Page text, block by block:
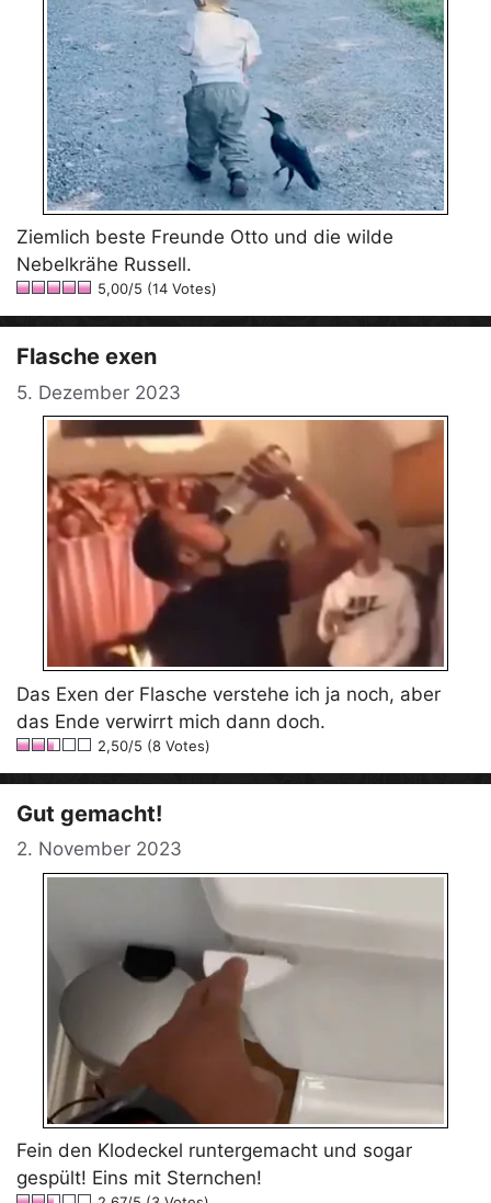
Ziemlich beste Freunde Otto und die wilde
Nebelkrähe Russell.
5,00/5 (14 Votes)
Flasche exen
5. Dezember 2023
Das Exen der Flasche verstehe ich ja noch, aber
das Ende verwirrt mich dann doch.
2,50/5 (8 Votes)
Gut gemacht!
2. November 2023
Fein den Klodeckel runtergemacht und sogar
gespült! Eins mit Sternchen!